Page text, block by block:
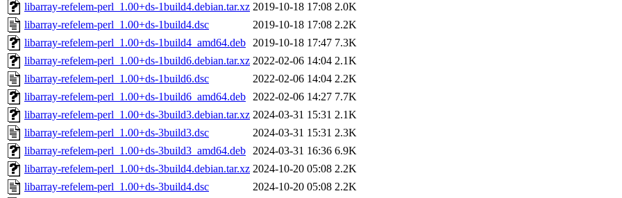
libarray-refelem-perl_1.00+ds-1build4.debian.tar.xz 2019-10-18 17:08 2.0K
libarray-refelem-perl_1.00+ds-1build4.dsc
2019-10-18 17:08 2.2K
libarray-refelem-perl_1.00+ds-1build4_amd64.deb 2019-10-18 17:47 7.3K
libarray-refelem-perl_1.00+ds-1build6.debian.tar.xz 2022-02-06 14:04 2.1K
libarray-refelem-perl_1.00+ds-1build6.dsc
2022-02-06 14:04 2.2K
libarray-refelem-perl_1.00+ds-1build6_amd64.deb 2022-02-06 14:27 7.7K
libarray-refelem-perl_1.00+ds-3build3.debian.tar.xz 2024-03-31 15:31 2.1K
libarray-refelem-perl_1.00+ds-3build3.dsc
2024-03-31 15:31 2.3K
libarray-refelem-perl_1.00+ds-3build3_amd64.deb 2024-03-31 16:36 6.9K
libarray-refelem-perl_1.00+ds-3build4.debian.tar.xz 2024-10-20 05:08 2.2K
libarray-refelem-perl_1.00+ds-3build4.dsc
2024-10-20 05:08 2.2K